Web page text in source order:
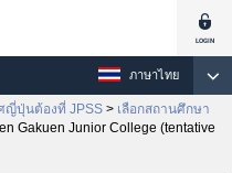
ภาษาไทย
ญี่ปุ่นต้องที่ JPSS > เลือกสถานศึกษา
Gakuen Junior College (tentative